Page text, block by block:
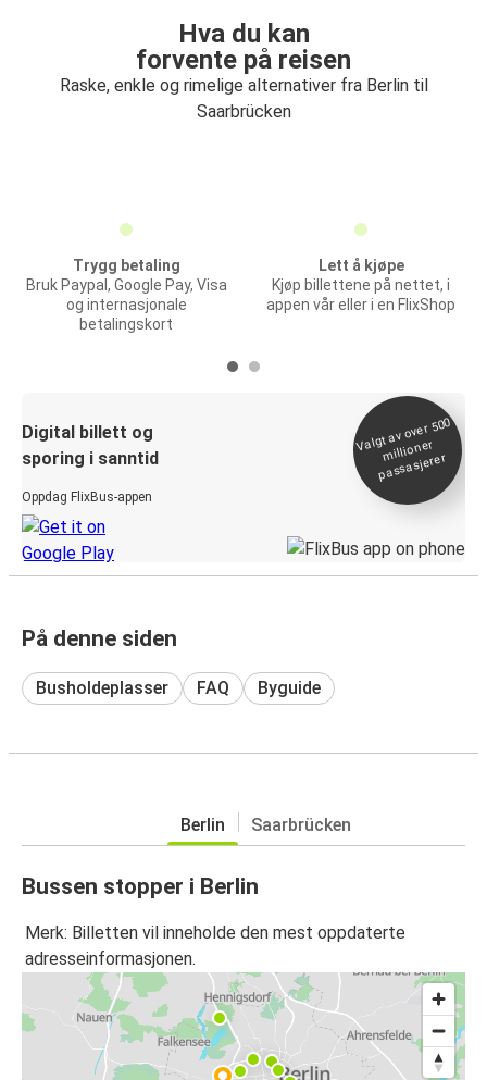
Hva du kan
forvente på reisen
Raske, enkle og rimelige alternativer fra Berlin til
Saarbrücken
Trygg betaling
Bruk Paypal, Google Pay, Visa
og internasjonale
betalingskort
Lett å kjøpe
Kjøp billettene på nettet, i
appen vår eller i en FlixShop
Digital billett og
sporing i sanntid
Oppdag FlixBus-appen
Valgt av over 500
millioner
passasjerer
På denne siden
Busholdeplasser FAQ Byguide
Berlin Saarbrücken
Bussen stopper i Berlin
Merk: Billetten vil inneholde den mest oppdaterte
adresseinformasjonen.